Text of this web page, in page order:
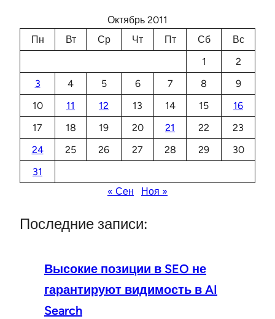
Октябрь 2011
Пн
Вт Ср Чт Пт Сб
Вс
1
2
3
4 5 6 7 8
9
10
11 12 13 14 15
16
17
18 19 20 21 22
23
24
25 26 27 28 29
30
31
« Сен
Ноя »
Последние записи:
Высокие позиции в SEO не
гарантируют видимость в AI
Search